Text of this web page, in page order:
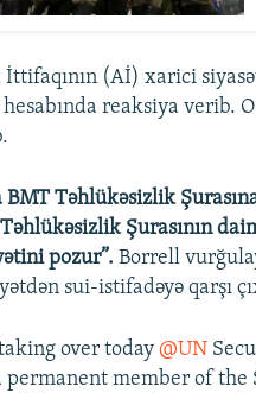
İttifaqının (Aİ) xarici
reaksiya verib.
BMT Təhlükəsizlik
Şurasının
pozur”. Borrell
sui-istifadəyə qarşı
over today @UN
permanent member of the